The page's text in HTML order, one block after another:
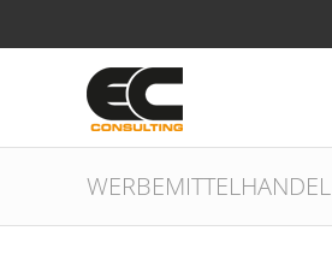
WERBEMITTELHANDEL